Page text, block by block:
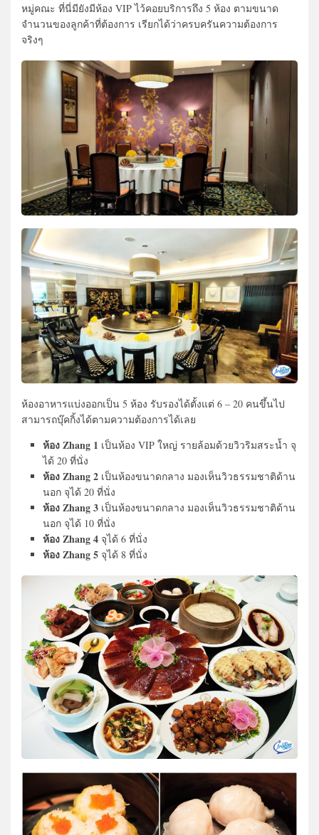
หมู่คณะ ที่นี่มียังมีห้อง VIP ไว้คอยบริการถึง 5 ห้อง ตามขนาด
จำนวนของลูกค้าที่ต้องการ เรียกได้ว่าครบครันความต้องการ
จริงๆ
ห้องอาหารแบ่งออกเป็น 5 ห้อง รับรองได้ตั้งแต่ 6 – 20 คนขึ้นไป
สามารถบุ๊คกิ้งได้ตามความต้องการได้เลย
ห้อง Zhang 1 เป็นห้อง VIP ใหญ่ รายล้อมด้วยวิวริมสระน้ำ จุ
ได้ 20 ที่นั่ง
ห้อง Zhang 2 เป็นห้องขนาดกลาง มองเห็นวิวธรรมชาติด้าน
นอก จุได้ 20 ที่นั่ง
ห้อง Zhang 3 เป็นห้องขนาดกลาง มองเห็นวิวธรรมชาติด้าน
นอก จุได้ 10 ที่นั่ง
ห้อง Zhang 4 จุได้ 6 ที่นั่ง
ห้อง Zhang 5 จุได้ 8 ที่นั่ง